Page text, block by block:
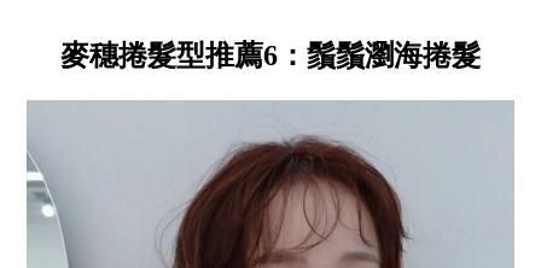
麥穗捲髮型推薦6：鬚鬚瀏海捲髮